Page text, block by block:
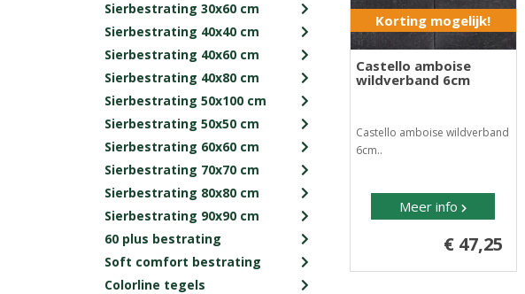
Sierbestrating 30x60 cm
Sierbestrating 40x40 cm
Sierbestrating 40x60 cm
Sierbestrating 40x80 cm
Sierbestrating 50x100 cm
Sierbestrating 50x50 cm
Sierbestrating 60x60 cm
Sierbestrating 70x70 cm
Sierbestrating 80x80 cm
Sierbestrating 90x90 cm
60 plus bestrating
Soft comfort bestrating
Colorline tegels
Korting mogelijk!
Castello amboise
wildverband 6cm
Castello amboise wildverband
6cm..
Meer info
€ 47,25